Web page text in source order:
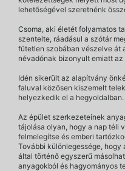
lehetőségével szeretnénk
Csoma, aki életét folyamatos
szentelte, ráadásul a szótár
fűtetlen szobában vészelve át
névadónak bizonyult emiatt
Idén sikerült az alapítvány
faluval közösen kiszemelt
helyezkedik el a hegyoldalban.
Az épület szerkezeteinek
tájolása olyan, hogy a nap téli
felmelegítse és emberi
További különlegessége, hogy
által történő egyszerű
anyagokból és hagyományos